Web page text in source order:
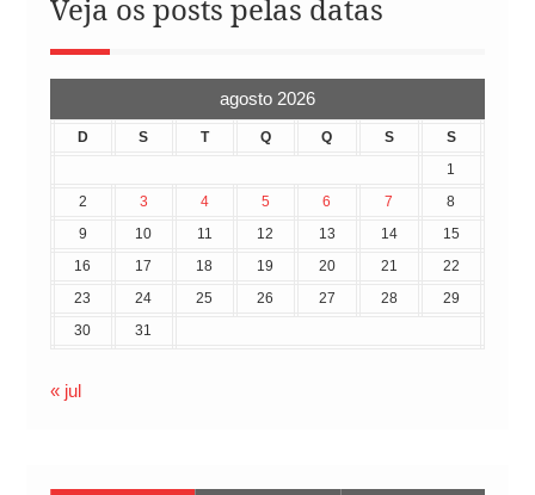
Veja os posts pelas datas
agosto 2026
D S T Q Q S
S
1
2
3 4 5 6 7
8
9
10 11 12 13 14
15
16
17 18 19 20 21
22
23
24 25 26 27 28
29
30
31
« jul